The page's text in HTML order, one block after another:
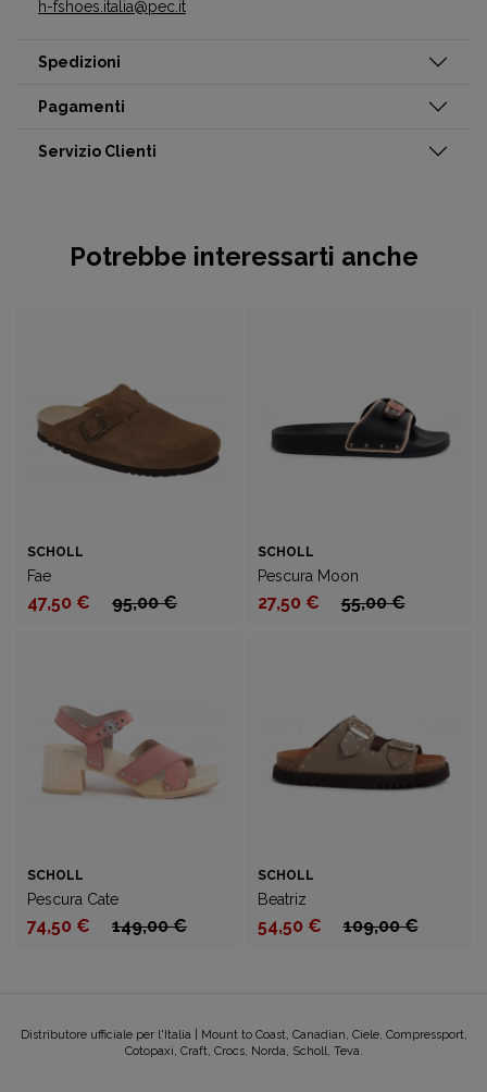
h-fshoes.italia@pec.it
Spedizioni
Pagamenti
Servizio Clienti
Potrebbe interessarti anche
SCHOLL
Fae
47,50 € 95,00 €
SCHOLL
Pescura Moon
27,50 € 55,00 €
SCHOLL
Pescura Cate
74,50 € 149,00 €
SCHOLL
Beatriz
54,50 € 109,00 €
Distributore ufficiale per l'Italia | Mount to Coast, Canadian, Ciele, Compressport,
Cotopaxi, Craft, Crocs, Norda, Scholl, Teva.